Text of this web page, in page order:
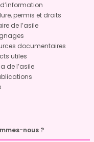
permis et droits
de l’asile
documentaires
utiles
de l’asile
nous ?